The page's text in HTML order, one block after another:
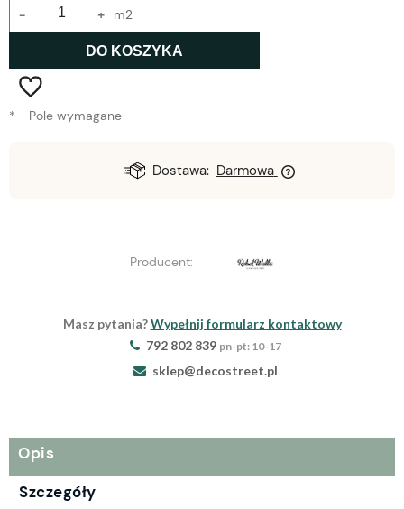
+
- m2
DO KOSZYKA
* - Pole wymagane
Dostawa: Darmowa
Producent:
Masz pytania?Wypełnij formularz kontaktowy
792 802 839 pn-pt: 10-17
sklep@decostreet.pl
Opis
Szczegóły